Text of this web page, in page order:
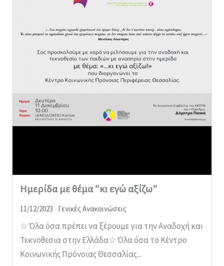
Hμερίδα με θέμα “κι εγώ αξίζω”
11/12/2023 Γενικές Ανακοινώσεις
☆ Όλα όσα πρέπει να ξέρουμε για την Αναδοχή και
Τεκνοθεσια στην Ελλάδα☆ Όλα όσα το Κέντρο
Κοινωνικής Πρόνοιας Θεσσαλίας...